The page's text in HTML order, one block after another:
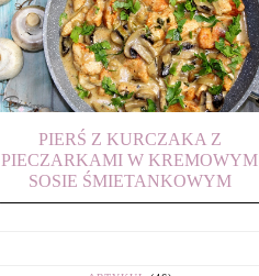
PIERŚ Z KURCZAKA Z
PIECZARKAMI W KREMOWYM
SOSIE ŚMIETANKOWYM